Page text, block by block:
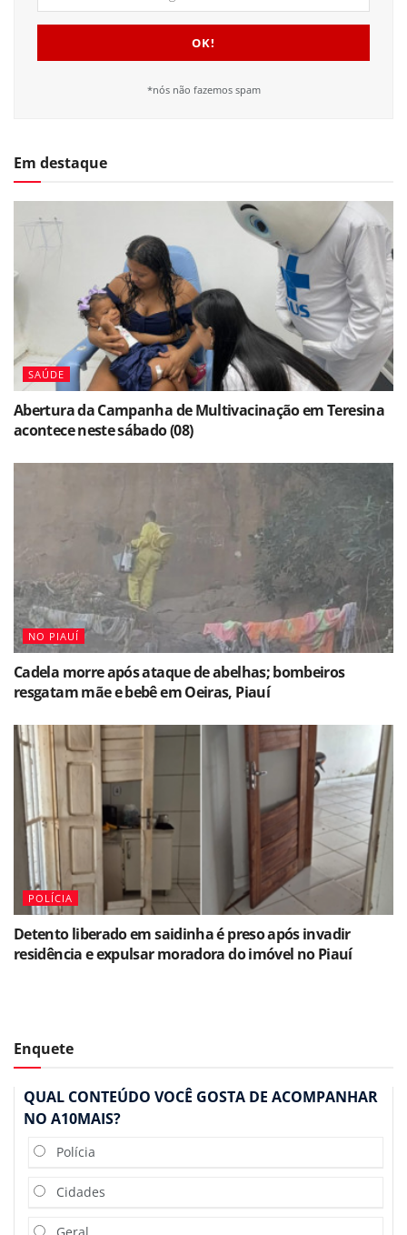
*nós não fazemos spam
Em destaque
SAÚDE
Abertura da Campanha de Multivacinação em Teresina
acontece neste sábado (08)
NO PIAUÍ
Cadela morre após ataque de abelhas; bombeiros
resgatam mãe e bebê em Oeiras, Piauí
POLÍCIA
Detento liberado em saidinha é preso após invadir
residência e expulsar moradora do imóvel no Piauí
Enquete
QUAL CONTEÚDO VOCÊ GOSTA DE ACOMPANHAR
NO A10MAIS?
Polícia
Cidades